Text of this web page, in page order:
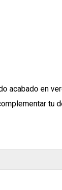
acabado en
tu